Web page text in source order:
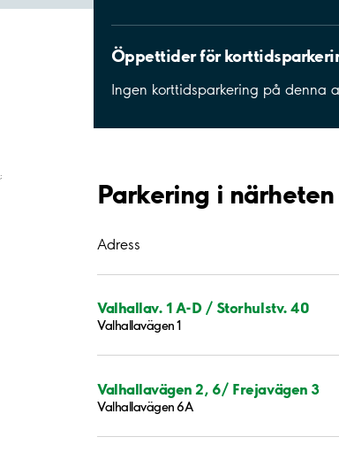
Öppettider för
Ingen korttidsparkering på denna
;
Parkering i
Adress
Valhallav. 1 A-D / Storhulstv. 40
Valhallavägen 1
Valhallavägen 2, 6/ Frejavägen 3
Valhallavägen 6A